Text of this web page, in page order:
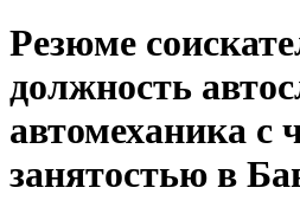
Резюме
должность
автомеханика с
занятостью в